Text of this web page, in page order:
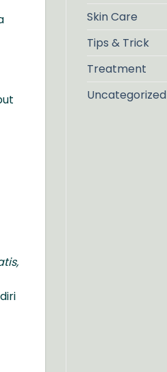
Skin Care
Tips & Trick
Treatment
Uncategorized